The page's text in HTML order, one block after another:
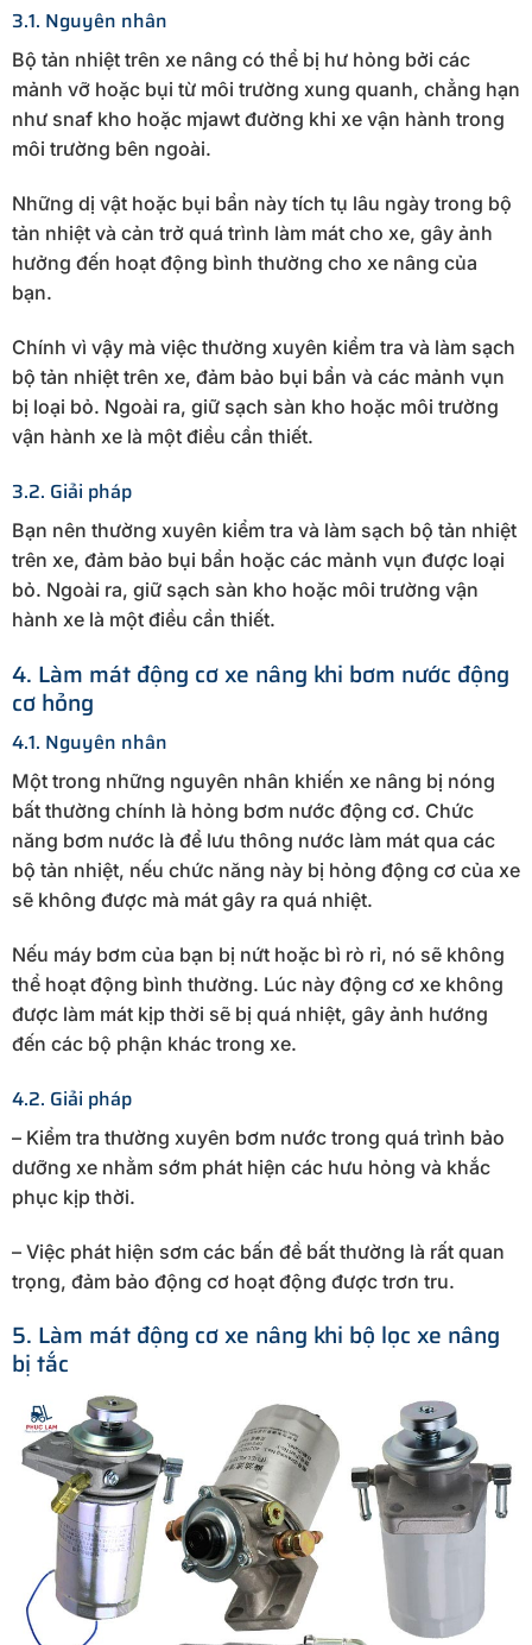
3.1. Nguyên nhân
Bộ tản nhiệt trên xe nâng có thể bị hư hỏng bởi các
mảnh vỡ hoặc bụi từ môi trường xung quanh, chẳng hạn
như snaf kho hoặc mjawt đường khi xe vận hành trong
môi trường bên ngoài.
Những dị vật hoặc bụi bẩn này tích tụ lâu ngày trong bộ
tản nhiệt và cản trở quá trình làm mát cho xe, gây ảnh
hưởng đến hoạt động bình thường cho xe nâng của
bạn.
Chính vì vậy mà việc thường xuyên kiểm tra và làm sạch
bộ tản nhiệt trên xe, đảm bảo bụi bẩn và các mảnh vụn
bị loại bỏ. Ngoài ra, giữ sạch sàn kho hoặc môi trường
vận hành xe là một điều cần thiết.
3.2. Giải pháp
Bạn nên thường xuyên kiểm tra và làm sạch bộ tản nhiệt
trên xe, đảm bảo bụi bẩn hoặc các mảnh vụn được loại
bỏ. Ngoài ra, giữ sạch sàn kho hoặc môi trường vận
hành xe là một điều cần thiết.
4. Làm mát động cơ xe nâng khi bơm nước động
cơ hỏng
4.1. Nguyên nhân
Một trong những nguyên nhân khiến xe nâng bị nóng
bất thường chính là hỏng bơm nước động cơ. Chức
năng bơm nước là để lưu thông nước làm mát qua các
bộ tản nhiệt, nếu chức năng này bị hỏng động cơ của xe
sẽ không được mà mát gây ra quá nhiệt.
Nếu máy bơm của bạn bị nứt hoặc bì rò rỉ, nó sẽ không
thể hoạt động bình thường. Lúc này động cơ xe không
được làm mát kịp thời sẽ bị quá nhiệt, gây ảnh hướng
đến các bộ phận khác trong xe.
4.2. Giải pháp
– Kiểm tra thường xuyên bơm nước trong quá trình bảo
dưỡng xe nhằm sớm phát hiện các hưu hỏng và khắc
phục kịp thời.
– Việc phát hiện sơm các bấn đề bất thường là rất quan
trọng, đảm bảo động cơ hoạt động được trơn tru.
5. Làm mát động cơ xe nâng khi bộ lọc xe nâng
bị tắc